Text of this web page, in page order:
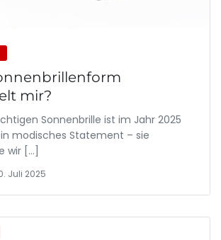
mir?
Sonnenbrille ist im Jahr 2025
modisches Statement – sie
wir […]
Juli 2025